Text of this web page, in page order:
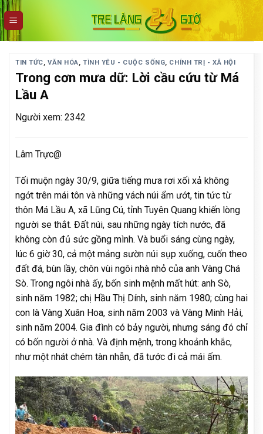
Skip
to
content
TIN TỨC,VĂN HÓA,TÌNH YÊU - CUỘC SỐNG, CHÍNH TRỊ - XÃ HỘI
Trong cơn mưa dữ: Lời cầu cứu từ Má
Lầu A
Người xem: 2342
Lâm Trực@
Tối muộn ngày 30/9, giữa tiếng mưa rơi xối xả không
ngớt trên mái tôn và những vách núi ẩm ướt, tin tức từ
thôn Má Lầu A, xã Lũng Cú, tỉnh Tuyên Quang khiến lòng
người se thắt. Đất núi, sau những ngày tích nước, đã
không còn đủ sức gồng mình. Và buổi sáng cùng ngày,
lúc 6 giờ 30, cả một mảng sườn núi sụp xuống, cuốn theo
đất đá, bùn lầy, chôn vùi ngôi nhà nhỏ của anh Vàng Chá
Sò. Trong ngôi nhà ấy, bốn sinh mệnh mất hút: anh Sò,
sinh năm 1982; chị Hầu Thị Dính, sinh năm 1980; cùng hai
con là Vàng Xuân Hoa, sinh năm 2003 và Vàng Minh Hải,
sinh năm 2004. Gia đình có bảy người, nhưng sáng đó chỉ
có bốn người ở nhà. Và định mệnh, trong khoảnh khắc,
như một nhát chém tàn nhẫn, đã tước đi cả mái ấm.